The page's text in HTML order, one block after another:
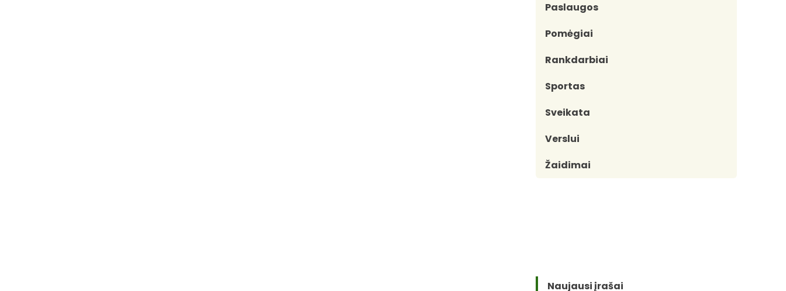
Paslaugos
Pomėgiai
Rankdarbiai
Sportas
Sveikata
Verslui
Žaidimai
Naujausi įrašai